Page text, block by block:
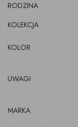
RODZINA
KOLEKCJA
KOLOR
UWAGI
MARKA